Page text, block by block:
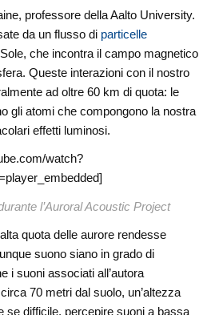
professore della Aalto University.
da un flusso di particelle
che incontra il campo magnetico
Queste interazioni con il nostro
ad oltre 60 km di quota: le
gli atomi che compongono la nostra
effetti luminosi.
watch?
l’Auroral Acoustic Project
quota delle aurore rendesse
suono siano in grado di
i suoni associati all’autora
70 metri dal suolo, un’altezza
se difficile, percepire suoni a bassa